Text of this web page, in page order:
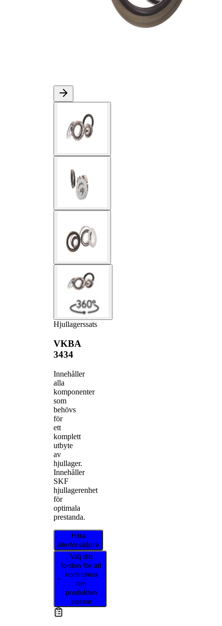
Hjullagerssats
VKBA
3434
Innehåller
alla
komponenter
som
behövs
för
ett
komplett
utbyte
av
hjullager.
Innehåller
SKF
hjullagerenhet
för
optimala
prestanda.
Hitta
återförsäljare
Välj ditt
fordon för att
kontrollera
om
produkten
passar